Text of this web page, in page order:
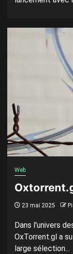
Web
23 mai 2025
Dans l'univers
OxTorrent.gl a
large sélection...